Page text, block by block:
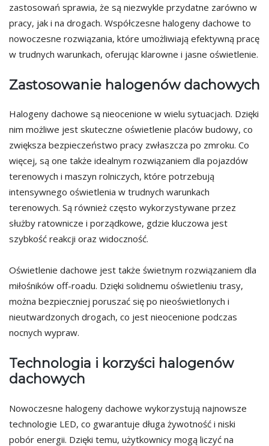
zastosowań sprawia, że są niezwykle przydatne zarówno w
pracy, jak i na drogach. Współczesne halogeny dachowe to
nowoczesne rozwiązania, które umożliwiają efektywną pracę
w trudnych warunkach, oferując klarowne i jasne oświetlenie.
Zastosowanie halogenów dachowych
Halogeny dachowe są nieocenione w wielu sytuacjach. Dzięki
nim możliwe jest skuteczne oświetlenie placów budowy, co
zwiększa bezpieczeństwo pracy zwłaszcza po zmroku. Co
więcej, są one także idealnym rozwiązaniem dla pojazdów
terenowych i maszyn rolniczych, które potrzebują
intensywnego oświetlenia w trudnych warunkach
terenowych. Są również często wykorzystywane przez
służby ratownicze i porządkowe, gdzie kluczowa jest
szybkość reakcji oraz widoczność.
Oświetlenie dachowe jest także świetnym rozwiązaniem dla
miłośników off-roadu. Dzięki solidnemu oświetleniu trasy,
można bezpieczniej poruszać się po nieoświetlonych i
nieutwardzonych drogach, co jest nieocenione podczas
nocnych wypraw.
Technologia i korzyści halogenów
dachowych
Nowoczesne halogeny dachowe wykorzystują najnowsze
technologie LED, co gwarantuje długa żywotność i niski
pobór energii. Dzięki temu, użytkownicy mogą liczyć na